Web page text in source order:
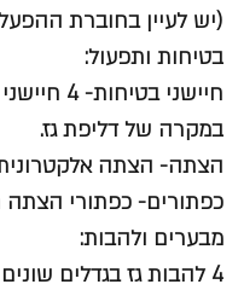
(יש לעיין בחוברת
בטיחות ותפעול:
חיישני
במקרה של דליפת גז.
הצתה- הצתה
כפתורים- כפתורי הצתה
מבערים ולהבות:
4 להבות גז בגדלים שונים